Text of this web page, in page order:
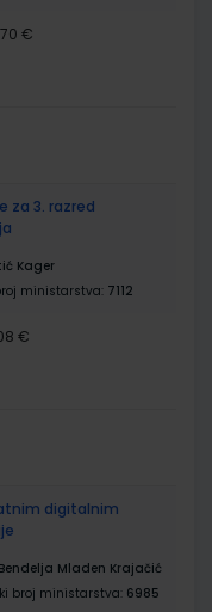
€
za 3. razred
Kager
ministarstva: 7112
€
digitalnim
Mladen Krajačić
broj ministarstva: 6985